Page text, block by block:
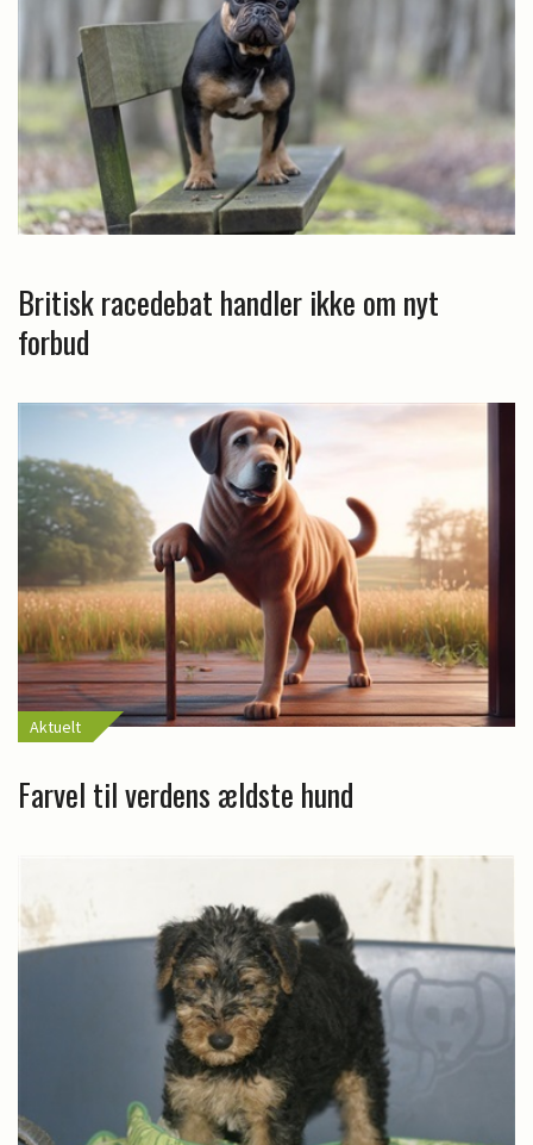
Britisk racedebat handler ikke om nyt
forbud
Aktuelt
Farvel til verdens ældste hund